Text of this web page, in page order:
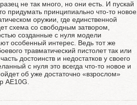
не так много, но они есть. И пускай
придумать принципиально что-то новое,
оружии, где единственной
схема со свободным затвором,
созданные с нуля модели
особенный интерес. Ведь тот же
травматический пистолет так или
достоинств и недостатков у своего
с нуля это всегда что-то новое и
об уже достаточно «взрослом»
AE10G.